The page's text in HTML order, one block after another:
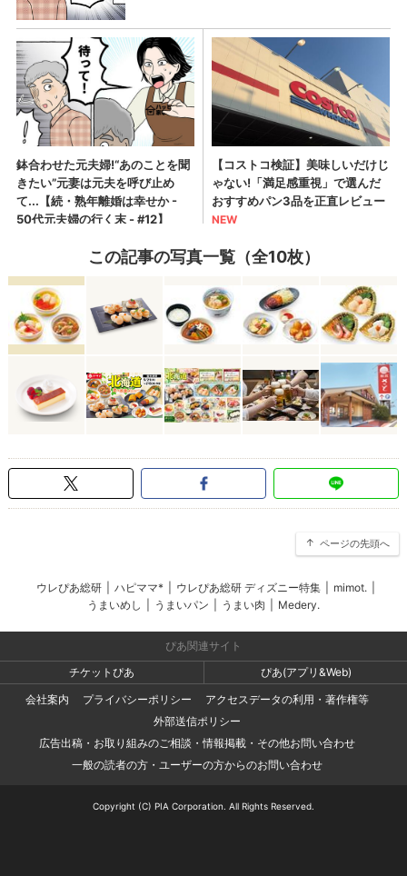
この記事の写真一覧（全10枚）
ページの先頭へ
ウレぴあ総研 ハピママ* ウレぴあ総研 ディズニー特集 mimot.
うまいめし
うまいパン うまい肉 Medery.
ぴあ関連サイト
チケットぴあ
ぴあ(アプリ&Web)
会社案内
プライバシーポリシー
アクセスデータの利用・著作権等
外部送信ポリシー
広告出稿・お取り組みのご相談・情報掲載・その他お問い合わせ
一般の読者の方・ユーザーの方からのお問い合わせ
Copyright (C) PIA Corporation. All Rights Reserved.